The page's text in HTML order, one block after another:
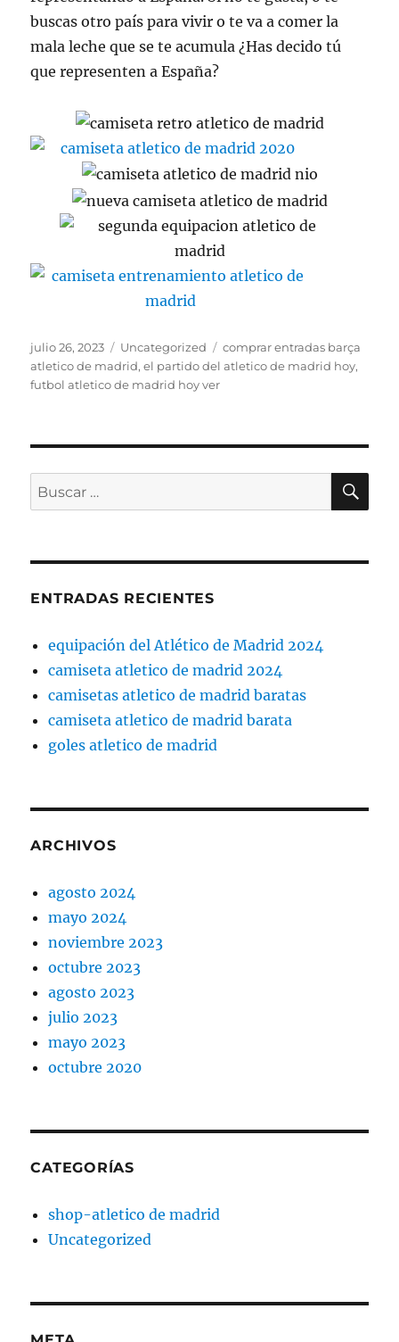
buscas otro país para vivir o te va a comer la
mala leche que se te acumula ¿Has decido tú
que representen a España?
Publicado
el
julio 26, 2023 Categorías
Uncategorized Etiquetas
comprar entradas barça
atletico de madrid,el partido del atletico de madrid hoy,
futbol atletico de madrid hoy ver
Buscar
por:
ENTRADAS RECIENTES
equipación del Atlético de Madrid 2024
camiseta atletico de madrid 2024
camisetas atletico de madrid baratas
camiseta atletico de madrid barata
goles atletico de madrid
ARCHIVOS
agosto 2024
mayo 2024
noviembre 2023
octubre 2023
agosto 2023
julio 2023
mayo 2023
octubre 2020
CATEGORÍAS
shop-atletico de madrid
Uncategorized